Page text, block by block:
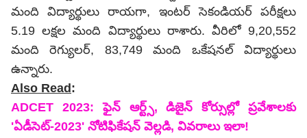
మంది విద్యార్థులు రాయగా, ఇంటర్‌ సెకండియర్‌ పరీక్షలు
5.19 లక్షల మంది విద్యార్థులు రాశారు. వీరిలో 9,20,552
మంది రెగ్యులర్‌, 83,749 మంది ఒకేషనల్‌ విద్యార్థులు
ఉన్నారు.
Also Read :
ADCET 2023: ఫైన్‌ ఆర్ట్స్, డిజైన్‌ కోర్సుల్లో ప్రవేశాలకు
'ఏడీసెట్‌-2023' నోటిఫికేషన్ వెల్లడి, వివరాలు ఇలా!